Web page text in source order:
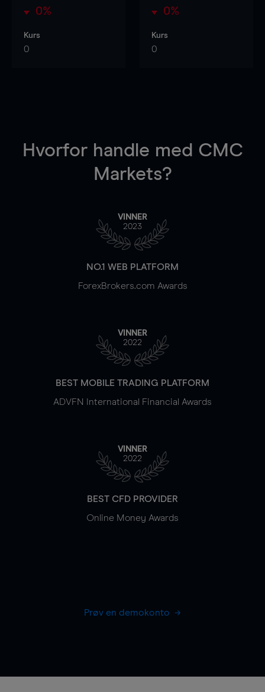
0%
Kurs
0
0%
Kurs
0
Hvorfor handle med CMC
Markets?
VINNER
2023
NO.1 WEB PLATFORM
ForexBrokers.com Awards
VINNER
2022
BEST MOBILE TRADING PLATFORM
ADVFN International Financial Awards
VINNER
2022
BEST CFD PROVIDER
Online Money Awards
Prøv en demokonto